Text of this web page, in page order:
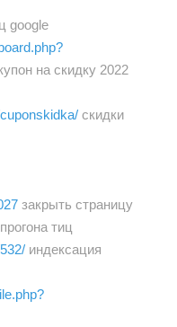
google
на скидку 2022
скидки
закрыть страницу
тиц
индексация